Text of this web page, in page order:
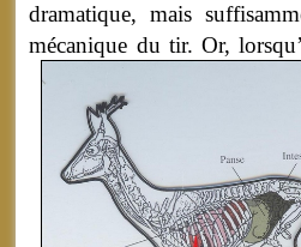
dramatique, mais
mécanique du tir. Or,